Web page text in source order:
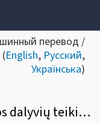
перевод /
English, Русский,
Українська)
Dėl atnaujinto Finansų rinkos dalyvių teikiamų duomenų apie atidarytas ir uždarytas visų rūšių sąskaitas, seifo kamerų nuomą, asmenų atstovus ir naudos gavėjus XML pranešimo aprašymo